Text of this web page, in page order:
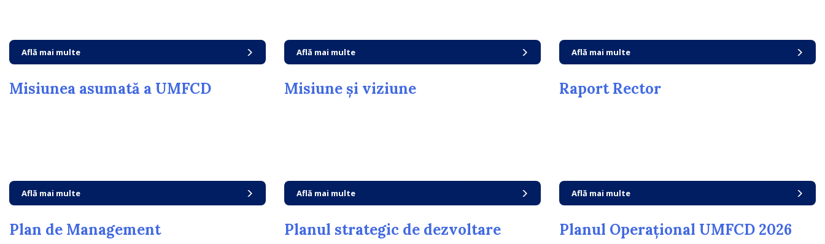
Află mai multe Află mai multe Află mai multe
Misiunea asumată a UMFCD
Află mai multe
Misiune și viziune
Află mai multe
Raport Rector
Află mai multe
Plan de Management
Planul strategic de dezvoltare
Planul Operațional UMFCD 2026